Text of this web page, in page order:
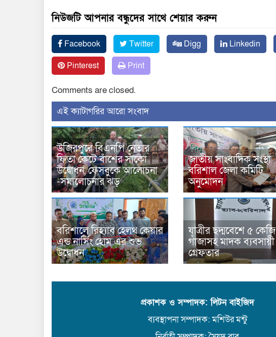
নিউজটি আপনার বন্ধুদের সাথে শেয়ার করুন
Facebook Twitter Digg Linkedin
Pinterest
Print
Comments are closed.
‍এই ক্যাটাগরির ‍আরো সংবাদ
উজিরপুরে বিএনপি নেতার
ফিতা কেটে বাঁশের সাঁকো
উদ্বোধন, ফেসবুকে আলোচনা
-সমালোচনার ঝড়
জাতীয় সাংবাদিক সংস্থা
বরিশাল জেলা কমিটি
অনুমোদন
বরিশালে রিহ্যাব হেলথ কেয়ার
এন্ড নার্সিং হোম এর শুভ
উদ্বোধন
যাত্রীর ছদ্মবেশে ৫ কেজি
গাঁজাসহ মাদক ব্যবসায়ী
গ্রেফতার
প্রকাশক ও সম্পাদক: লিটন বাইজিদ
ব্যবস্থাপনা সম্পাদক: মশিউর মন্টু